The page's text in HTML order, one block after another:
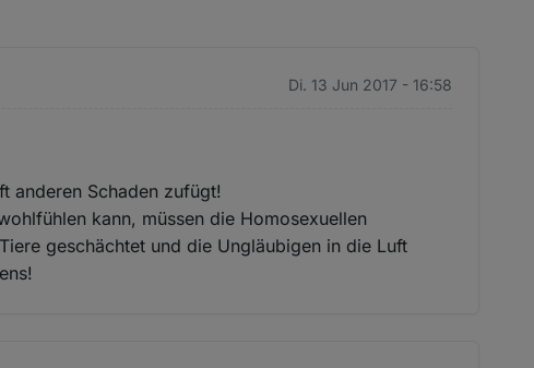
Di. 13 Jun 2017 - 16:58
anderen Schaden zufügt!
kann, müssen die Homosexuellen
geschächtet und die Ungläubigen in die Luft